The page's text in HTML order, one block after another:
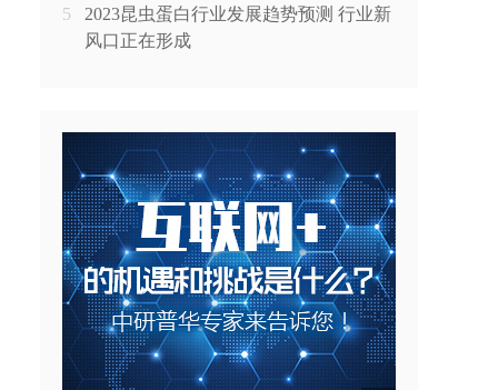
5
2023昆虫蛋白行业发展趋势预测 行业新
风口正在形成